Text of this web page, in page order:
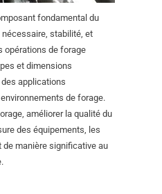
fondamental du
stabilité, et
opérations de forage
et dimensions
applications
de forage.
améliorer la qualité du
des équipements, les
manière significative au